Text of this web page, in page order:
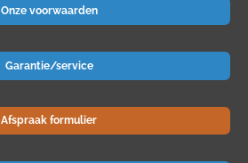
Onze voorwaarden
Garantie/service
Afspraak formulier